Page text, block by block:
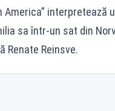
interpretează
sa într-un sat din
Renate Reinsve.